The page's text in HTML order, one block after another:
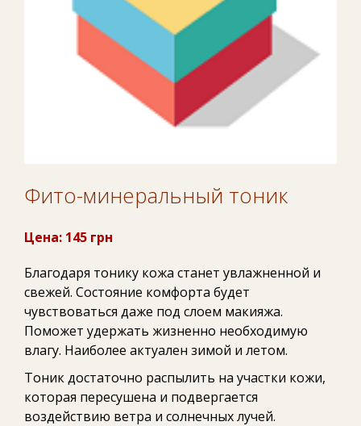
Фито-минеральный тоник
Цена: 145 грн
Благодаря тонику кожа станет увлажненной и
свежей. Состояние комфорта будет
чувствоваться даже под слоем макияжа.
Поможет удержать жизненно необходимую
влагу. Наиболее актуален зимой и летом.
Тоник достаточно распылить на участки кожи,
которая пересушена и подвергается
воздействию ветра и солнечных лучей.